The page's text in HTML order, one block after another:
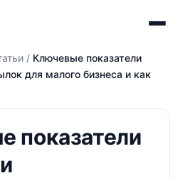
/ Ключевые показатели
для малого бизнеса и как
показатели